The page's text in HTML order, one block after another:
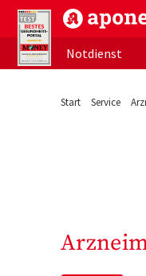
aponet.de -
Notdienst
Start Service